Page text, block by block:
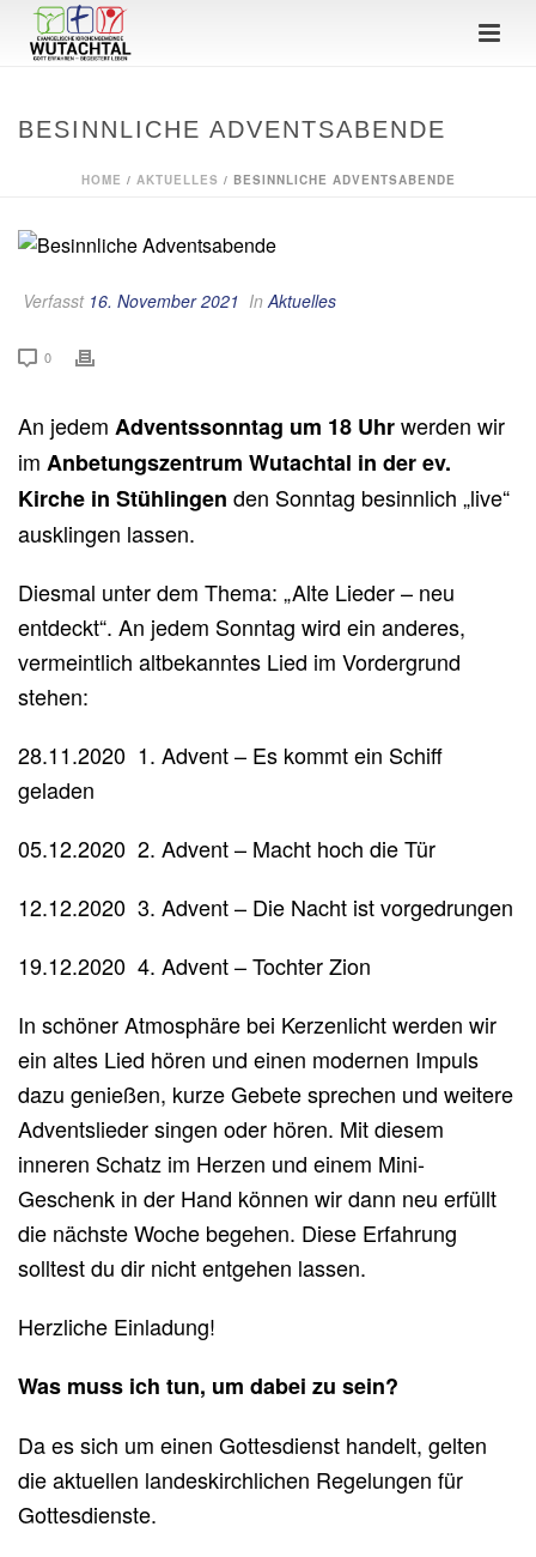
BESINNLICHE ADVENTSABENDE
HOME / AKTUELLES / BESINNLICHE ADVENTSABENDE
Verfasst 16. November 2021 In Aktuelles
0
An jedem Adventssonntag um 18 Uhrwerden wir
im Anbetungszentrum Wutachtal in der ev.
Kirche in Stühlingen den Sonntag besinnlich „live“
ausklingen lassen.
Diesmal unter dem Thema: „Alte Lieder – neu
entdeckt“. An jedem Sonntag wird ein anderes,
vermeintlich altbekanntes Lied im Vordergrund
stehen:
28.11.2020 1. Advent – Es kommt ein Schiff
geladen
05.12.2020 2. Advent – Macht hoch die Tür
12.12.2020 3. Advent – Die Nacht ist vorgedrungen
19.12.2020 4. Advent – Tochter Zion
In schöner Atmosphäre bei Kerzenlicht werden wir
ein altes Lied hören und einen modernen Impuls
dazu genießen, kurze Gebete sprechen und weitere
Adventslieder singen oder hören. Mit diesem
inneren Schatz im Herzen und einem Mini-
Geschenk in der Hand können wir dann neu erfüllt
die nächste Woche begehen. Diese Erfahrung
solltest du dir nicht entgehen lassen.
Herzliche Einladung!
Was muss ich tun, um dabei zu sein?
Da es sich um einen Gottesdienst handelt, gelten
die aktuellen landeskirchlichen Regelungen für
Gottesdienste.